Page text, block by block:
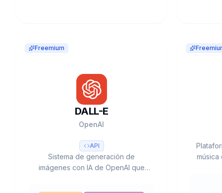
Freemium
DALL-E
OpenAI
API
Sistema de generación de
imágenes con IA de OpenAI que
música
texto.